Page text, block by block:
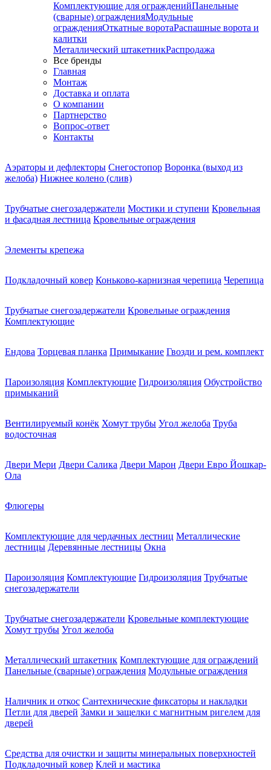
Комплектующие для огражденийПанельные
(сварные) огражденияМодульные
огражденияОткатные воротаРаспашные ворота и
калитки
Металлический штакетникРаспродажа
Все бренды
Главная
Монтаж
Доставка и оплата
О компании
Партнерство
Вопрос-ответ
Контакты
Аэраторы и дефлекторы Снегостопор Воронка (выход из
желоба) Нижнее колено (слив)
Трубчатые снегозадержатели Мостики и ступени Кровельная
и фасадная лестница Кровельные ограждения
Элементы крепежа
Подкладочный ковер Коньково-карнизная черепица Черепица
Трубчатые снегозадержатели Кровельные ограждения
Комплектующие
Ендова Торцевая планка Примыкание Гвозди и рем. комплект
Пароизоляция Комплектующие Гидроизоляция Обустройство
примыканий
Вентилируемый конёк Хомут трубы Угол желоба Труба
водосточная
Двери Мери Двери Салика Двери Марон Двери Евро Йошкар-
Ола
Флюгеры
Комплектующие для чердачных лестниц Металлические
лестницы Деревянные лестницы Окна
Пароизоляция Комплектующие Гидроизоляция Трубчатые
снегозадержатели
Трубчатые снегозадержатели Кровельные комплектующие
Хомут трубы Угол желоба
Металлический штакетник Комплектующие для ограждений
Панельные (сварные) ограждения Модульные ограждения
Наличник и откос Сантехнические фиксаторы и накладки
Петли для дверей Замки и защелки с магнитным ригелем для
дверей
Средства для очистки и защиты минеральных поверхностей
Подкладочный ковер Клей и мастика